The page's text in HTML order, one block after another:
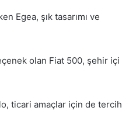
Egea, şık tasarımı ve
olan Fiat 500, şehir içi
ticari amaçlar için de tercih